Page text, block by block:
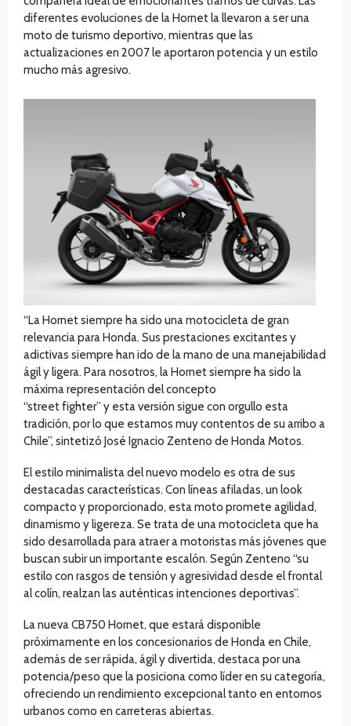
diferentes evoluciones de la Hornet la llevaron a ser una
moto de turismo deportivo, mientras que las
actualizaciones en 2007 le aportaron potencia y un estilo
mucho más agresivo.
“La Hornet siempre ha sido una motocicleta de gran
relevancia para Honda. Sus prestaciones excitantes y
adictivas siempre han ido de la mano de una manejabilidad
ágil y ligera. Para nosotros, la Hornet siempre ha sido la
máxima representación del concepto
“street fighter” y esta versión sigue con orgullo esta
tradición, por lo que estamos muy contentos de su arribo a
Chile”, sintetizó José Ignacio Zenteno de Honda Motos.
El estilo minimalista del nuevo modelo es otra de sus
destacadas características. Con líneas afiladas, un look
compacto y proporcionado, esta moto promete agilidad,
dinamismo y ligereza. Se trata de una motocicleta que ha
sido desarrollada para atraer a motoristas más jóvenes que
buscan subir un importante escalón. Según Zenteno “su
estilo con rasgos de tensión y agresividad desde el frontal
al colín, realzan las auténticas intenciones deportivas”.
La nueva CB750 Hornet, que estará disponible
próximamente en los concesionarios de Honda en Chile,
además de ser rápida, ágil y divertida, destaca por una
potencia/peso que la posiciona como líder en su categoría,
ofreciendo un rendimiento excepcional tanto en entornos
urbanos como en carreteras abiertas.